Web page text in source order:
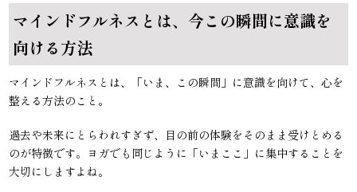
マインドフルネスとは、今この瞬間に意識を
向ける方法
マインドフルネスとは、「いま、この瞬間」に意識を向けて、心を
整える方法のこと。
過去や未来にとらわれすぎず、目の前の体験をそのまま受けとめる
のが特徴です。ヨガでも同じように「いまここ」に集中することを
大切にしますよね。